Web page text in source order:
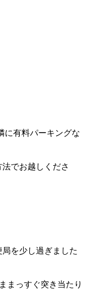
に有料パーキングな
でお越しくださ
を少し過ぎました
まっすぐ突き当たり